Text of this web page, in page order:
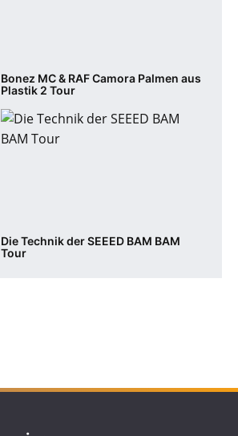
Bonez MC & RAF Camora Palmen aus
Plastik 2 Tour
Die Technik der SEEED BAM BAM
Tour